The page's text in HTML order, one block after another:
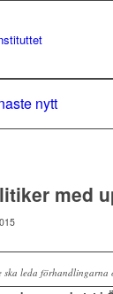
nytt
med
ska leda förhandlingarna